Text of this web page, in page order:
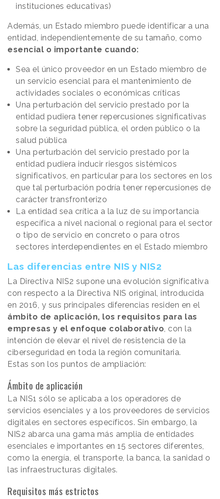
instituciones educativas)
Además, un Estado miembro puede identificar a una
entidad, independientemente de su tamaño, como
esencial o importante cuando:
Sea el único proveedor en un Estado miembro de
un servicio esencial para el mantenimiento de
actividades sociales o económicas críticas
Una perturbación del servicio prestado por la
entidad pudiera tener repercusiones significativas
sobre la seguridad pública, el orden público o la
salud pública
Una perturbación del servicio prestado por la
entidad pudiera inducir riesgos sistémicos
significativos, en particular para los sectores en los
que tal perturbación podría tener repercusiones de
carácter transfronterizo
La entidad sea crítica a la luz de su importancia
específica a nivel nacional o regional para el sector
o tipo de servicio en concreto o para otros
sectores interdependientes en el Estado miembro
Las diferencias entre NIS y NIS2
La Directiva NIS2 supone una evolución significativa
con respecto a la Directiva NIS original, introducida
en 2016, y sus principales diferencias residen en el
ámbito de aplicación, los requisitos para las
empresas y el enfoque colaborativo, con la
intención de elevar el nivel de resistencia de la
ciberseguridad en toda la región comunitaria.
Estas son los puntos de ampliación:
Ámbito de aplicación
La NIS1 sólo se aplicaba a los operadores de
servicios esenciales y a los proveedores de servicios
digitales en sectores específicos. Sin embargo, la
NIS2 abarca una gama más amplia de entidades
esenciales e importantes en 15 sectores diferentes,
como la energía, el transporte, la banca, la sanidad o
las infraestructuras digitales.
Requisitos más estrictos